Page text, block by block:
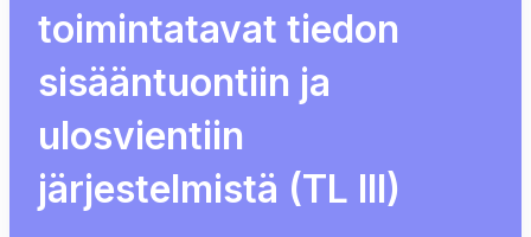
toimintatavat tiedon
sisääntuontiin ja
ulosvientiin
järjestelmistä (TL III)